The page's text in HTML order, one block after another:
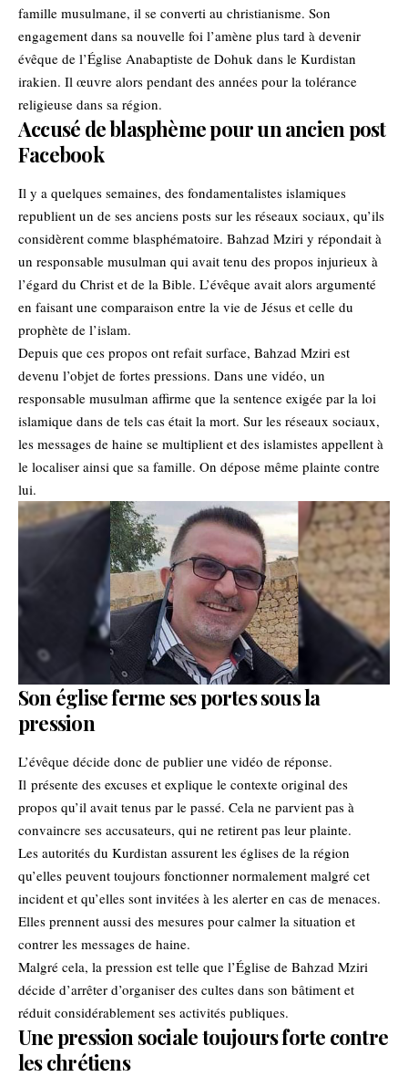
famille musulmane, il se converti au christianisme. Son
engagement dans sa nouvelle foi l’amène plus tard à devenir
évêque de l’Église Anabaptiste de Dohuk dans le Kurdistan
irakien. Il œuvre alors pendant des années pour la tolérance
religieuse dans sa région.
Accusé de blasphème pour un ancien post
Facebook
Il y a quelques semaines, des fondamentalistes islamiques
republient un de ses anciens posts sur les réseaux sociaux, qu’ils
considèrent comme blasphématoire. Bahzad Mziri y répondait à
un responsable musulman qui avait tenu des propos injurieux à
l’égard du Christ et de la Bible. L’évêque avait alors argumenté
en faisant une comparaison entre la vie de Jésus et celle du
prophète de l’islam.
Depuis que ces propos ont refait surface, Bahzad Mziri est
devenu l’objet de fortes pressions. Dans une vidéo, un
responsable musulman affirme que la sentence exigée par la loi
islamique dans de tels cas était la mort. Sur les réseaux sociaux,
les messages de haine se multiplient et des islamistes appellent à
le localiser ainsi que sa famille. On dépose même plainte contre
lui.
Son église ferme ses portes sous la
pression
L’évêque décide donc de publier une vidéo de réponse.
Il présente des excuses et explique le contexte original des
propos qu’il avait tenus par le passé. Cela ne parvient pas à
convaincre ses accusateurs, qui ne retirent pas leur plainte.
Les autorités du Kurdistan assurent les églises de la région
qu’elles peuvent toujours fonctionner normalement malgré cet
incident et qu’elles sont invitées à les alerter en cas de menaces.
Elles prennent aussi des mesures pour calmer la situation et
contrer les messages de haine.
Malgré cela, la pression est telle que l’Église de Bahzad Mziri
décide d’arrêter d’organiser des cultes dans son bâtiment et
réduit considérablement ses activités publiques.
Une pression sociale toujours forte contre
les chrétiens